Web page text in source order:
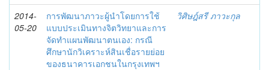
2014-
05-20
การพัฒนาภาวะผู้นำโดยการใช้
แบบประเมินทางจิตวิทยาและการ
จัดทำแผนพัฒนาตนเอง: กรณี
ศึกษานักวิเคราะห์สินเชื่อรายย่อย
ของธนาคารเอกชนในกรุงเทพฯ
วิศิษฎ์สรี ภาวะกุล